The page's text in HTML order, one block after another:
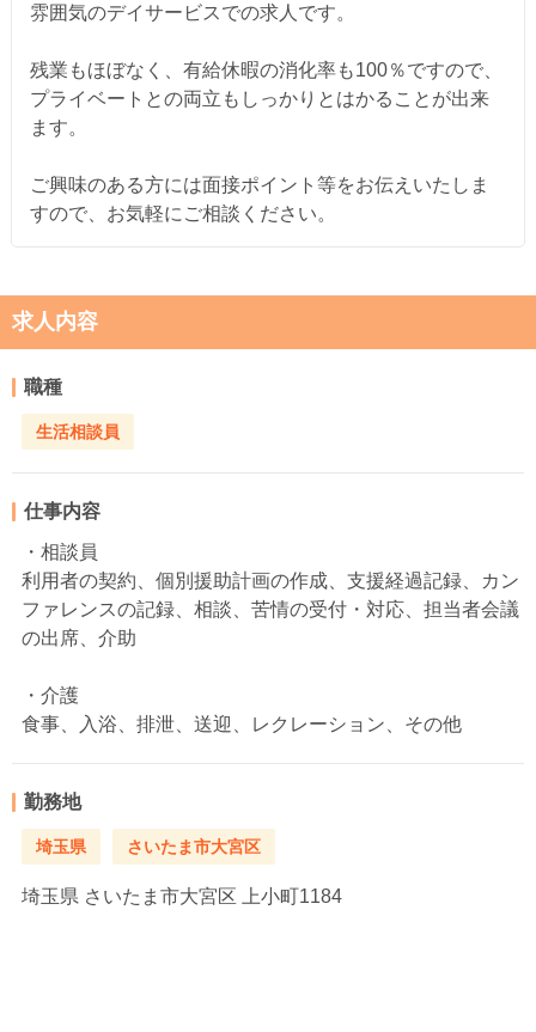
雰囲気のデイサービスでの求人です。
残業もほぼなく、有給休暇の消化率も100％ですので、
プライベートとの両立もしっかりとはかることが出来
ます。
ご興味のある方には面接ポイント等をお伝えいたしま
すので、お気軽にご相談ください。
求人内容
職種
生活相談員
仕事内容
・相談員
利用者の契約、個別援助計画の作成、支援経過記録、カン
ファレンスの記録、相談、苦情の受付・対応、担当者会議
の出席、介助
・介護
食事、入浴、排泄、送迎、レクレーション、その他
勤務地
埼玉県 さいたま市大宮区
埼玉県 さいたま市大宮区 上小町1184